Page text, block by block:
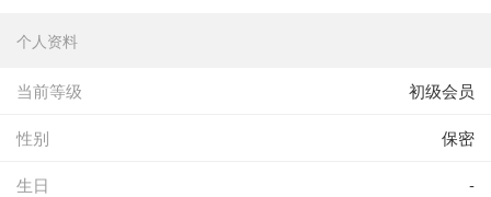
个人资料
当前等级 初级会员
性别 保密
生日 -